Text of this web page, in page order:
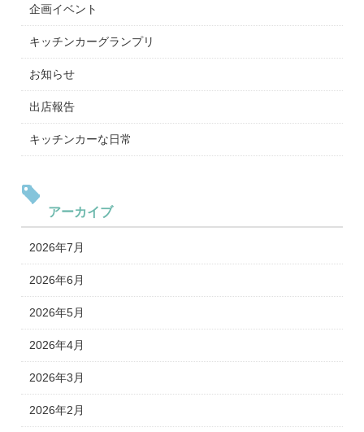
企画イベント
キッチンカーグランプリ
お知らせ
出店報告
キッチンカーな日常
アーカイブ
2026年7月
2026年6月
2026年5月
2026年4月
2026年3月
2026年2月